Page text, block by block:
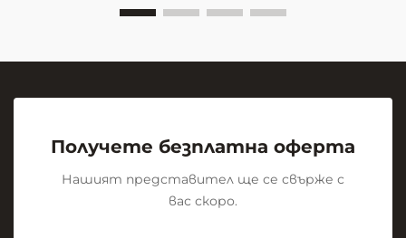
Получете безплатна оферта
Нашият представител ще се свърже с
вас скоро.